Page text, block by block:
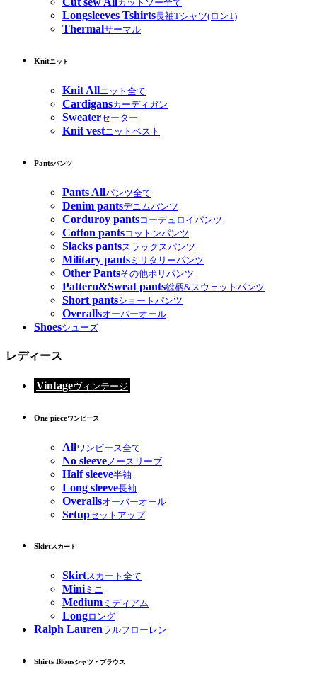
カットソー全て
Longsleeves Tshirts長袖Tシャツ(ロンT)
Thermalサーマル
Knitニット
Knit Allニット全て
Cardigansカーディガン
Sweaterセーター
Knit vestニットベスト
Pantsパンツ
Pants Allパンツ全て
Denim pantsデニムパンツ
Corduroy pantsコーデュロイパンツ
Cotton pantsコットンパンツ
Slacks pantsスラックスパンツ
Military pants ミリタリーパンツ
Other Pantsその他ポリパンツ
Pattern&Sweat pants総柄&スウェットパンツ
Short pantsショートパンツ
Overallsオーバーオール
Shoesシューズ
レディース
Vintageヴィンテージ
One pieceワンピース
Allワンピース全て
No sleeve ノースリーブ
Half sleeve半袖
Long sleeve長袖
Overallsオーバーオール
Setupセットアップ
Skirtスカート
Skirtスカート全て
Miniミニ
Medium ミディアム
Longロング
Ralph Laurenラルフローレン
Shirts Blousシャツ・ブラウス